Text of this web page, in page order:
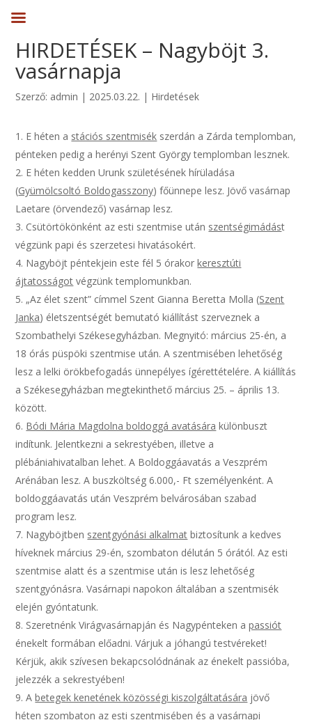
HIRDETÉSEK – Nagyböjt 3.
vasárnapja
Szerző: admin | 2025.03.22. | Hirdetések
E héten a stációs szentmisék szerdán a Zárda templomban,
pénteken pedig a herényi Szent György templomban lesznek.
E héten kedden Urunk születésének hírüladása
(Gyümölcsoltó Boldogasszony) főünnepe lesz. Jövő vasárnap
Laetare (örvendező) vasárnap lesz.
Csütörtökönként az esti szentmise után szentségimádást
végzünk papi és szerzetesi hivatásokért.
Nagyböjt péntekjein este fél 5 órakorkeresztúti
ájtatosságot végzünk templomunkban.
„Az élet szent” címmel Szent Gianna Beretta Molla (Szent
Janka) életszentségét bemutató kiállítást szerveznek a
Szombathelyi Székesegyházban. Megnyitó: március 25-én, a
18 órás püspöki szentmise után. A szentmisében lehetőség
lesz a lelki örökbefogadás ünnepélyes ígérettételére. A kiállítás
a Székesegyházban megtekinthető március 25. – április 13.
között.
Bódi Mária Magdolna boldoggá avatására különbuszt
indítunk. Jelentkezni a sekrestyében, illetve a
plébániahivatalban lehet. A Boldoggáavatás a Veszprém
Arénában lesz. A buszköltség 6.000,- Ft személyenként. A
boldoggáavatás után Veszprém belvárosában szabad
program lesz.
Nagyböjtben szentgyónási alkalmat biztosítunk a kedves
híveknek március 29-én, szombaton délután 5 órától. Az esti
szentmise alatt és a szentmise után is lesz lehetőség
szentgyónásra. Vasárnapi napokon általában a szentmisék
elején gyóntatunk.
Szeretnénk Virágvasárnapján és Nagypénteken apassiót
énekelt formában előadni. Várjuk a jóhangú testvéreket!
Kérjük, akik szívesen bekapcsolódnának az énekelt passióba,
jelezzék a sekrestyében!
Abetegek kenetének közösségi kiszolgáltatására jövő
héten szombaton az esti szentmisében és a vasárnapi